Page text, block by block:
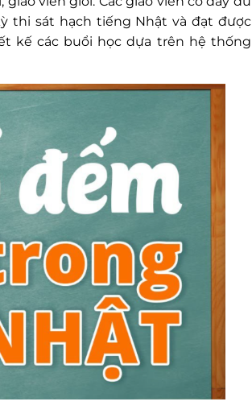
thi sát hạch tiếng Nhật và đạt được
kế các buổi học dựa trên hệ thống